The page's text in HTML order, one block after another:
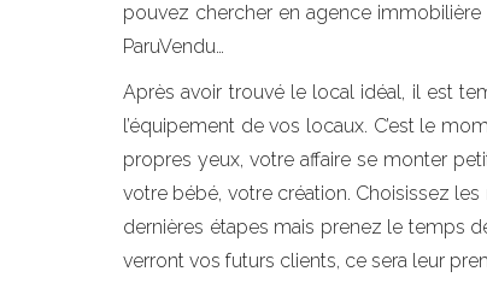
pouvez chercher en agence
ParuVendu…
Après avoir trouvé le local idéal, il est
l’équipement de vos locaux. C’est le
propres yeux, votre affaire se monter
votre bébé, votre création. Choisissez les
dernières étapes mais prenez le temps
verront vos futurs clients, ce sera leur